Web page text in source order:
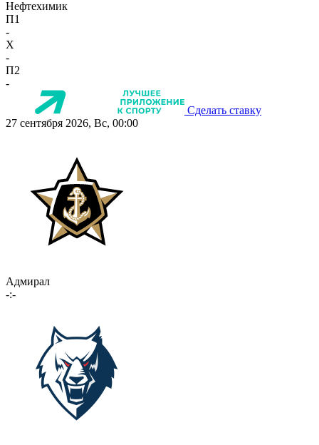
Нефтехимик
П1
-
X
-
П2
-
Сделать ставку
27 сентября 2026, Вс, 00:00
Адмирал
-:-